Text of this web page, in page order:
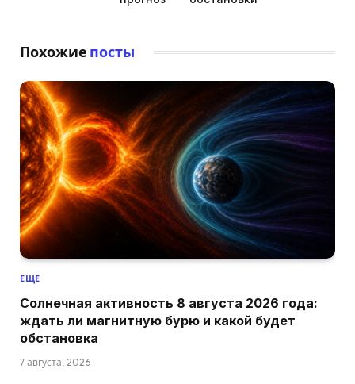
Похожие посты
ЕЩЕ
Солнечная активность 8 августа 2026 года:
ждать ли магнитную бурю и какой будет
обстановка
7 августа, 2026